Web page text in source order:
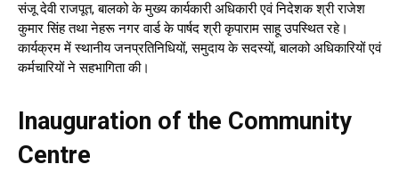
संजू देवी राजपूत, बालको के मुख्य कार्यकारी अधिकारी एवं निदेशक श्री राजेश
कुमार सिंह तथा नेहरू नगर वार्ड के पार्षद श्री कृपाराम साहू उपस्थित रहे।
कार्यक्रम में स्थानीय जनप्रतिनिधियों, समुदाय के सदस्यों, बालको अधिकारियों एवं
कर्मचारियों ने सहभागिता की।
Inauguration of the Community
Centre